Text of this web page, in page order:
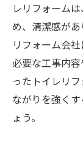
レリフォーム
め、清潔感が
リフォーム会
必要な工事内
ったトイレリ
ながりを強く
ょう。